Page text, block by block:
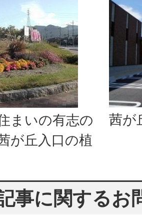
まいの有志の
が丘入口の植
茜が
事に関するお